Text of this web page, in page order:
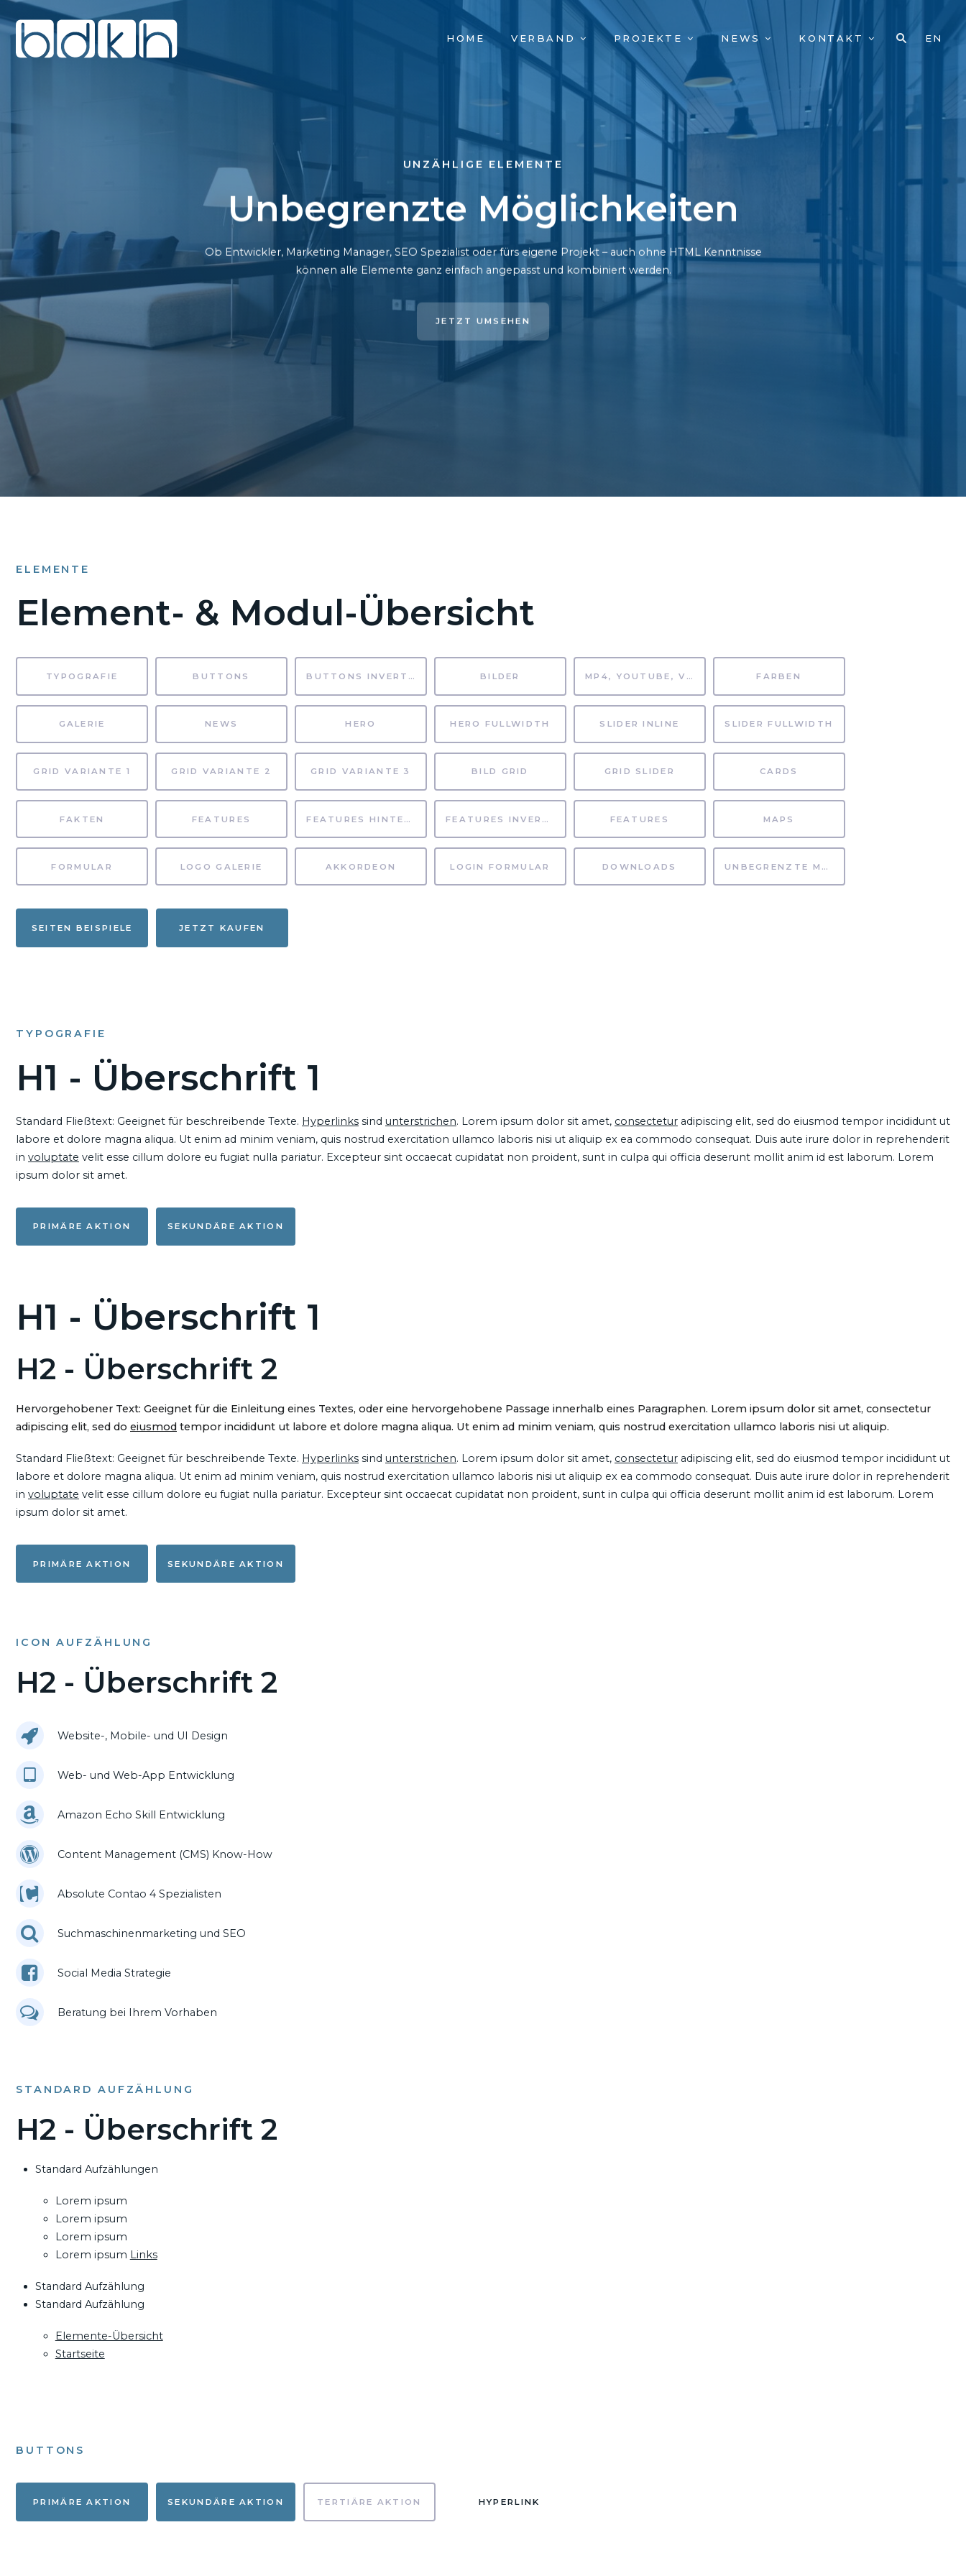
NAVIGATION
ÜBERSPRINGEN
HOME VERBAND PROJEKTE NEWS KONTAKT EN
UNZÄHLIGE ELEMENTE
Unbegrenzte Möglichkeiten
Ob Entwickler, Marketing Manager, SEO Spezialist oder fürs eigene Projekt – auch ohne HTML Kenntnisse
können alle Elemente ganz einfach angepasst und kombiniert werden.
JETZT UMSEHEN
ELEMENTE
Element- & Modul-Übersicht
TYPOGRAFIE BUTTONS BUTTONS INVERTIERT BILDER MP4, YOUTUBE, VIMEO FARBEN
GALERIE NEWS HERO HERO FULLWIDTH SLIDER INLINE SLIDER FULLWIDTH
GRID VARIANTE 1 GRID VARIANTE 2 GRID VARIANTE 3 BILD GRID GRID SLIDER CARDS
FAKTEN FEATURES FEATURES HINTERGRUND FEATURES INVERTIERT FEATURES MAPS
FORMULAR LOGO GALERIE AKKORDEON LOGIN FORMULAR DOWNLOADS UNBEGRENZTE MÖGLICHKEITEN
SEITEN BEISPIELE JETZT KAUFEN
TYPOGRAFIE
H1 - Überschrift 1
Standard Fließtext: Geeignet für beschreibende Texte. Hyperlinks sind unterstrichen. Lorem ipsum dolor sit amet, consectetur adipiscing elit, sed do eiusmod tempor incididunt ut
labore et dolore magna aliqua. Ut enim ad minim veniam, quis nostrud exercitation ullamco laboris nisi ut aliquip ex ea commodo consequat. Duis aute irure dolor in reprehenderit
in voluptate velit esse cillum dolore eu fugiat nulla pariatur. Excepteur sint occaecat cupidatat non proident, sunt in culpa qui officia deserunt mollit anim id est laborum. Lorem
ipsum dolor sit amet.
PRIMÄRE AKTION SEKUNDÄRE AKTION
H1 - Überschrift 1
H2 - Überschrift 2
Hervorgehobener Text: Geeignet für die Einleitung eines Textes, oder eine hervorgehobene Passage innerhalb eines Paragraphen. Lorem ipsum dolor sit amet, consectetur
adipiscing elit, sed do eiusmod tempor incididunt ut labore et dolore magna aliqua. Ut enim ad minim veniam, quis nostrud exercitation ullamco laboris nisi ut aliquip.
Standard Fließtext: Geeignet für beschreibende Texte. Hyperlinks sind unterstrichen. Lorem ipsum dolor sit amet, consectetur adipiscing elit, sed do eiusmod tempor incididunt ut
labore et dolore magna aliqua. Ut enim ad minim veniam, quis nostrud exercitation ullamco laboris nisi ut aliquip ex ea commodo consequat. Duis aute irure dolor in reprehenderit
in voluptate velit esse cillum dolore eu fugiat nulla pariatur. Excepteur sint occaecat cupidatat non proident, sunt in culpa qui officia deserunt mollit anim id est laborum. Lorem
ipsum dolor sit amet.
PRIMÄRE AKTION SEKUNDÄRE AKTION
ICON AUFZÄHLUNG
H2 - Überschrift 2
Website-, Mobile- und UI Design
Web- und Web-App Entwicklung
Amazon Echo Skill Entwicklung
Content Management (CMS) Know-How
Absolute Contao 4 Spezialisten
Suchmaschinenmarketing und SEO
Social Media Strategie
Beratung bei Ihrem Vorhaben
STANDARD AUFZÄHLUNG
H2 - Überschrift 2
Standard Aufzählungen
Lorem ipsum
Lorem ipsum
Lorem ipsum
Lorem ipsum Links
Standard Aufzählung
Standard Aufzählung
Elemente-Übersicht
Startseite
BUTTONS
PRIMÄRE AKTION SEKUNDÄRE AKTION TERTIÄRE AKTION HYPERLINK